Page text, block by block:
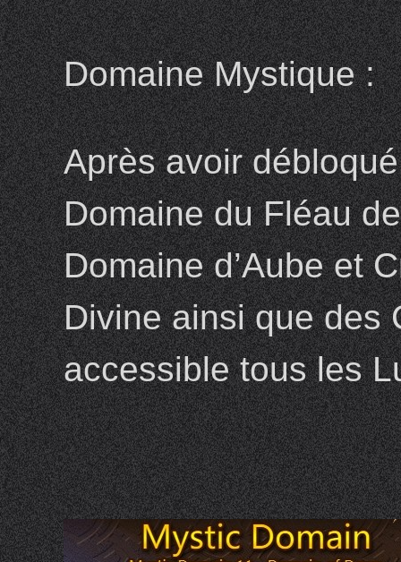
Domaine Mystique :
Après avoir
Domaine du Fléau
Domaine d’Aube et
Divine ainsi que des
accessible tous les